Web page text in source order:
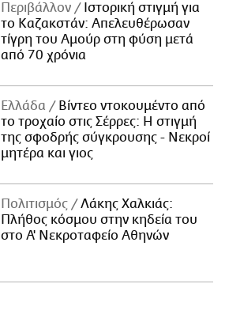
Περιβάλλον
Ιστορική στιγμή για
το Καζακστάν: Απελευθέρωσαν
τίγρη του Αμούρ στη φύση μετά
από 70 χρόνια
Ελλάδα
Βίντεο ντοκουμέντο από
το τροχαίο στις Σέρρες: Η στιγμή
της σφοδρής σύγκρουσης - Νεκροί
μητέρα και γιος
Πολιτισμός
Λάκης Χαλκιάς:
Πλήθος κόσμου στην κηδεία του
στο Α' Νεκροταφείο Αθηνών